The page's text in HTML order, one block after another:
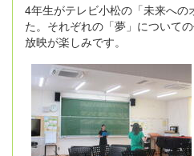
4年生がテレビ小松の「未来への
た。それぞれの「夢」について
放映が楽しみです。